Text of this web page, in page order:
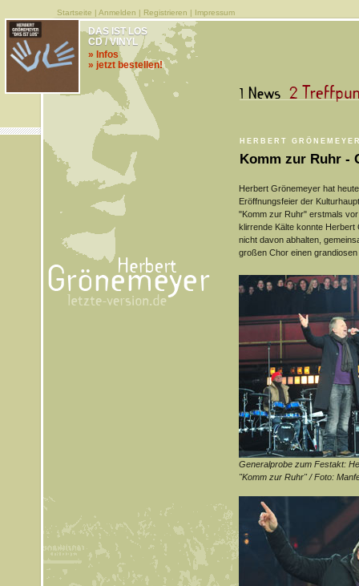
Startseite | Anmelden | Registrieren | Impressum
HERBERT
Komm zur Ruhr -
DAS IST LOS
CD / VINYL
» Infos
» jetzt bestellen!
Herbert Grönemeyer hat
Eröffnungsfeier der
"Komm zur Ruhr" erstmals
klirrende Kälte konnte
nicht davon abhalten,
großen Chor einen grandiosen
Generalprobe zum Festakt:
"Komm zur Ruhr" / Foto: